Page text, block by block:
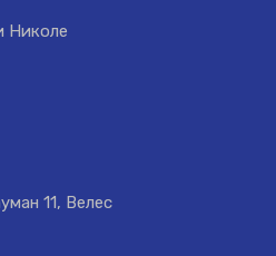
Николе
11, Велес